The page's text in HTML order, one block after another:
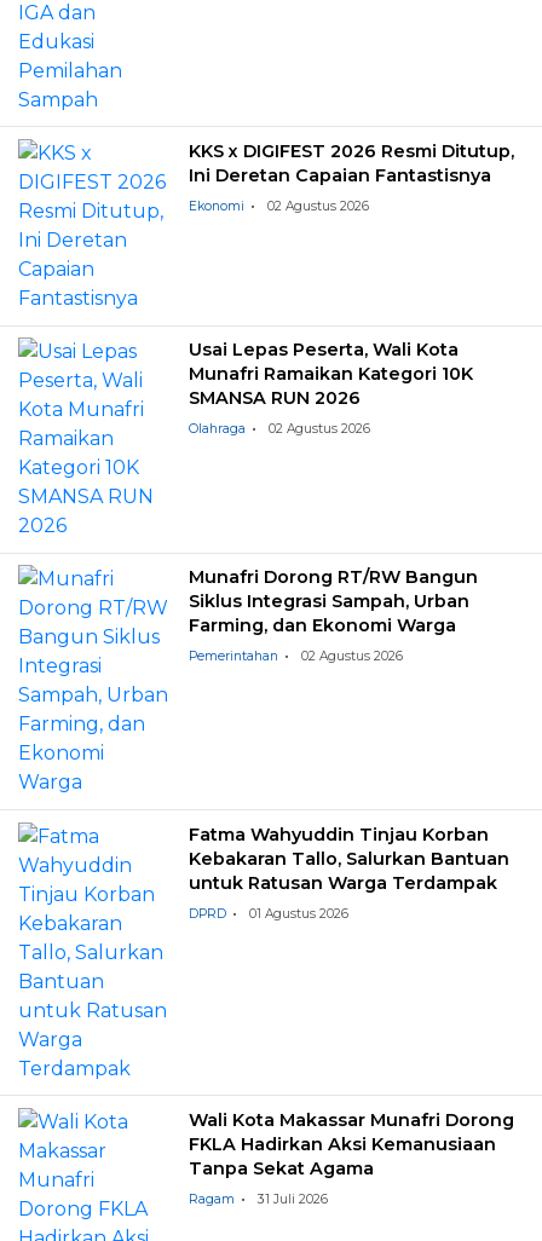
KKS x DIGIFEST 2026 Resmi Ditutup,
Ini Deretan Capaian Fantastisnya
Ekonomi 02 Agustus 2026
Usai Lepas Peserta, Wali Kota
Munafri Ramaikan Kategori 10K
SMANSA RUN 2026
Olahraga 02 Agustus 2026
Munafri Dorong RT/RW Bangun
Siklus Integrasi Sampah, Urban
Farming, dan Ekonomi Warga
Pemerintahan 02 Agustus 2026
Fatma Wahyuddin Tinjau Korban
Kebakaran Tallo, Salurkan Bantuan
untuk Ratusan Warga Terdampak
DPRD 01 Agustus 2026
Wali Kota Makassar Munafri Dorong
FKLA Hadirkan Aksi Kemanusiaan
Tanpa Sekat Agama
Ragam 31 Juli 2026